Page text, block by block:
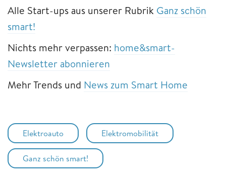
Alle Start-ups aus unserer Rubrik Ganz schön
smart!
Nichts mehr verpassen: home&smart-
Newsletter abonnieren
Mehr Trends und News zum Smart Home
Elektroauto Elektromobilität
Ganz schön smart!